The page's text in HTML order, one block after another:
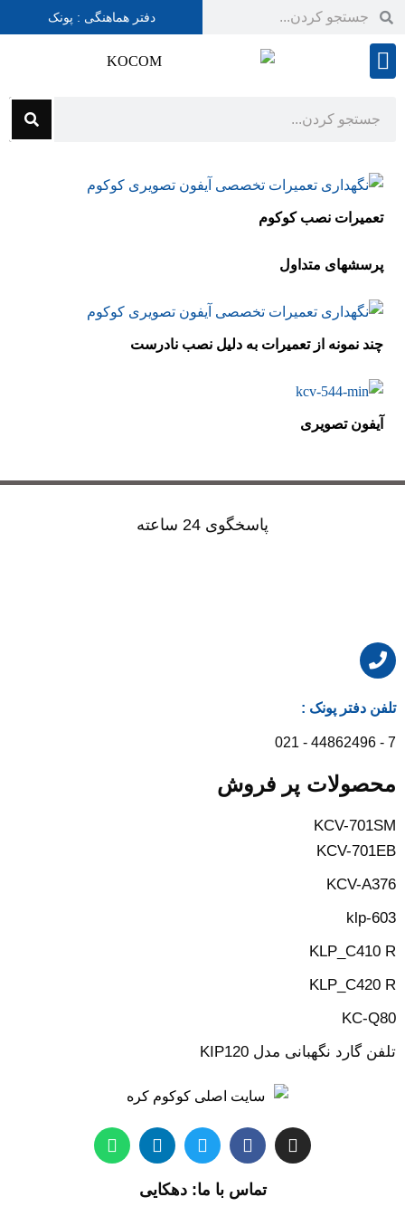
دفتر هماهنگی : پونک
تعمیرات نصب کوکوم
پرسشهای متداول
چند نمونه از تعمیرات به دلیل نصب نادرست
آیفون تصویری
پاسخگوی 24 ساعته
تلفن دفتر پونک :
7 - 44862496 - 021
محصولات پر فروش
KCV-701SM
KCV-701EB
KCV-A376
klp-603
KLP_C410 R
KLP_C420 R
KC-Q80
تلفن گارد نگهبانی مدل KIP120
تماس با ما: دهکایی